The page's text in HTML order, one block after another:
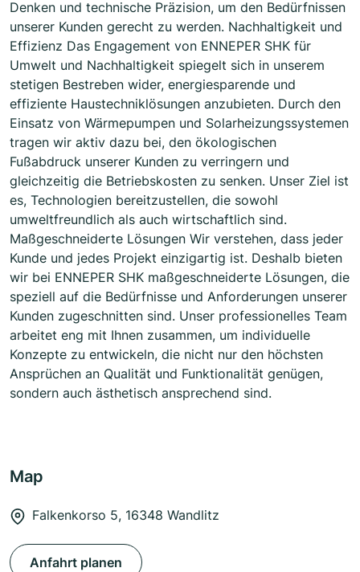
Denken und technische Präzision, um den Bedürfnissen
unserer Kunden gerecht zu werden. Nachhaltigkeit und
Effizienz Das Engagement von ENNEPER SHK für
Umwelt und Nachhaltigkeit spiegelt sich in unserem
stetigen Bestreben wider, energiesparende und
effiziente Haustechniklösungen anzubieten. Durch den
Einsatz von Wärmepumpen und Solarheizungssystemen
tragen wir aktiv dazu bei, den ökologischen
Fußabdruck unserer Kunden zu verringern und
gleichzeitig die Betriebskosten zu senken. Unser Ziel ist
es, Technologien bereitzustellen, die sowohl
umweltfreundlich als auch wirtschaftlich sind.
Maßgeschneiderte Lösungen Wir verstehen, dass jeder
Kunde und jedes Projekt einzigartig ist. Deshalb bieten
wir bei ENNEPER SHK maßgeschneiderte Lösungen, die
speziell auf die Bedürfnisse und Anforderungen unserer
Kunden zugeschnitten sind. Unser professionelles Team
arbeitet eng mit Ihnen zusammen, um individuelle
Konzepte zu entwickeln, die nicht nur den höchsten
Ansprüchen an Qualität und Funktionalität genügen,
sondern auch ästhetisch ansprechend sind.
Map
Falkenkorso 5, 16348 Wandlitz
Anfahrt planen